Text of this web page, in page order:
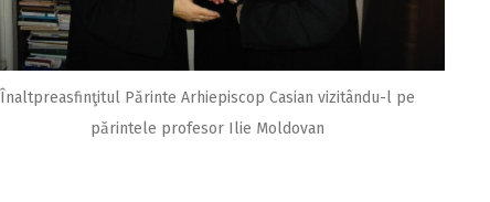
Înaltpreasfinţitul Părinte Arhiepiscop Casian vizitându-l pe
părintele profesor Ilie Moldovan